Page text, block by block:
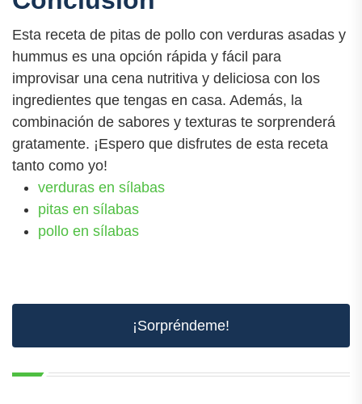
Esta receta de pitas de pollo con verduras asadas y
hummus es una opción rápida y fácil para
improvisar una cena nutritiva y deliciosa con los
ingredientes que tengas en casa. Además, la
combinación de sabores y texturas te sorprenderá
gratamente. ¡Espero que disfrutes de esta receta
tanto como yo!
verduras en sílabas
pitas en sílabas
pollo en sílabas
¡Sorpréndeme!